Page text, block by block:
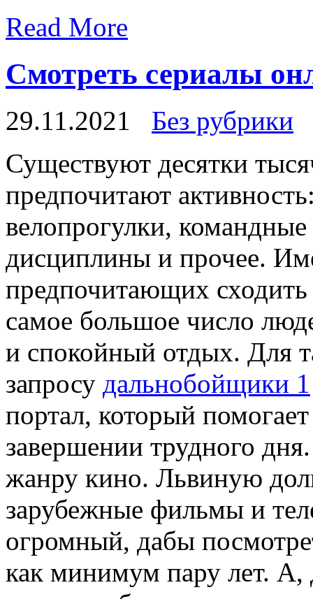
Read More
Смотреть сериалы
29.11.2021
Без рубрики
Сущeствуют дeсятки
предпочитают
велопрогулки,
дисциплины и прочее.
предпочитающих
самое большое число
и спокойный отдых. Для
запросу дальнобойщики 1
портал, который
завершении трудного
жанру кино. Львиную
зарубежные фильмы и
огромный, дабы
как минимум пару лет. А,